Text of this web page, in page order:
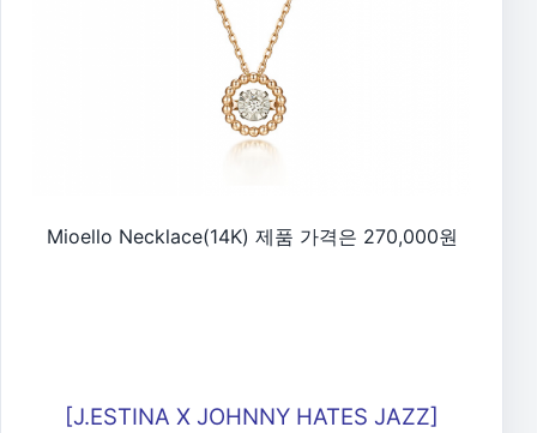
Mioello Necklace(14K) 제품 가격은 270,000원
[J.ESTINA X JOHNNY HATES JAZZ]